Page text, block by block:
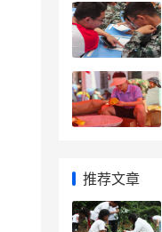
推荐文章